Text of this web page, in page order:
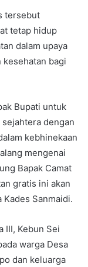
tersebut
tetap hidup
dalam upaya
kesehatan bagi
Bupati untuk
dengan
kebhinekaan
mengenai
Bapak Camat
gratis ini akan
Kades Sanmaidi.
III, Kebun Sei
warga Desa
dan keluarga